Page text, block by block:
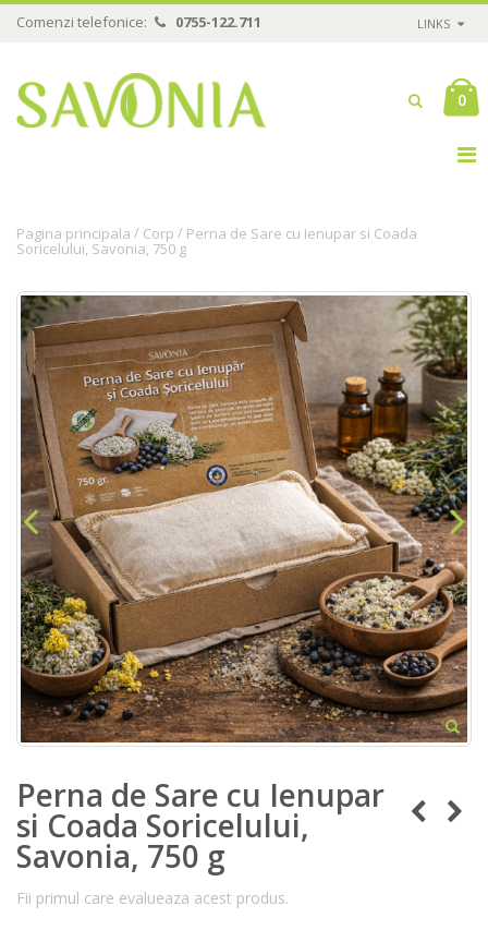
Comenzi telefonice: 0755-122.711 LINKS
0
Pagina principala / Corp / Perna de Sare cu Ienupar si Coada
Soricelului, Savonia, 750 g
Perna de Sare cu Ienupar
si Coada Soricelului,
Savonia, 750 g
Fii primul care evalueaza acest produs.